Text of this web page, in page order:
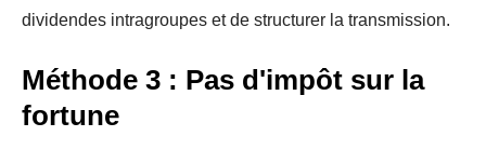
dividendes intragroupes et de structurer la transmission.
Méthode 3 : Pas d'impôt sur la
fortune